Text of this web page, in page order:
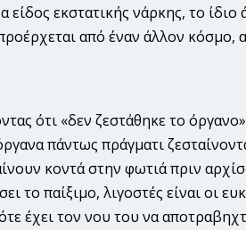
εκστατικής νάρκης, το ίδιο
από έναν άλλον κόσμο,
ότι «δεν ζεστάθηκε το
πάντως πράγματι
κοντά στην φωτιά πριν
παίξιμο, λιγοστές είναι οι
έχει τον νου του να